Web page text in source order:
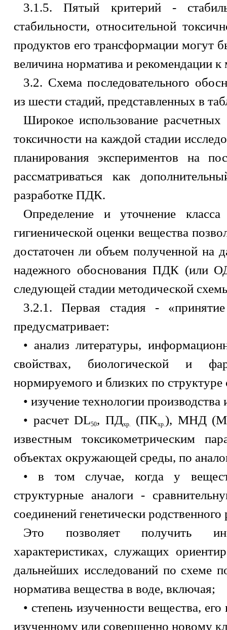
3.1.5. Пятый критерий -
стабильности, относительной
продуктов его трансформации могут
величина норматива и рекомендации к
3.2. Схема последовательного
из шести стадий, представленных в
Широкое использование расчетных
токсичности на каждой стадии
планирования экспериментов на
рассматриваться как
разработке ПДК.
Определение и уточнение
гигиенической оценки вещества
достаточен ли объем полученной на
надежного обоснования ПДК (или
следующей стадии методической
3.2.1. Первая стадия - «принятие
предусматривает:
• анализ литературы,
свойствах, биологической и
нормируемого и близких по структуре
• изучение технологии
• расчет DL50, ПДхр. (ПКхр. ), МНД
известным токсикометрическим
объектах окружающей среды, по
• в том случае, когда у
структурные аналоги -
соединений генетически родственного
Это позволяет получить
характеристиках, служащих
дальнейших исследований по схеме
норматива вещества в воде, включая;
• степень изученности вещества,
изученному или совершенно новому